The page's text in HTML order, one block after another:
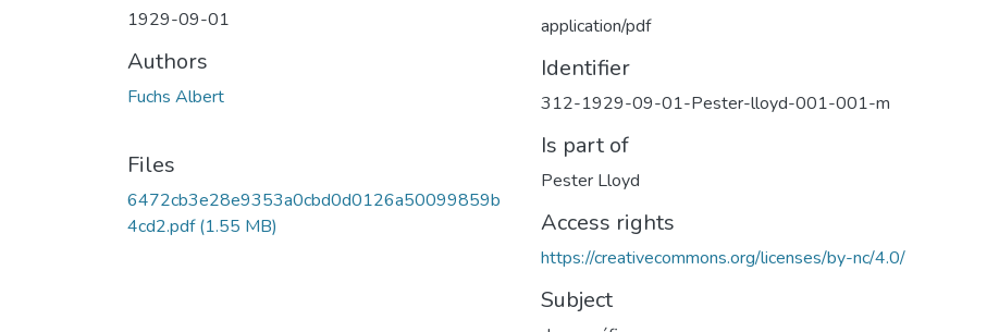
1929-09-01
Authors
Fuchs Albert
Files
6472cb3e28e9353a0cbd0d0126a50099859b
4cd2.pdf(1.55 MB)
application/pdf
Identifier
312-1929-09-01-Pester-lloyd-001-001-m
Is part of
Pester Lloyd
Access rights
https://creativecommons.org/licenses/by-nc/4.0/
Subject